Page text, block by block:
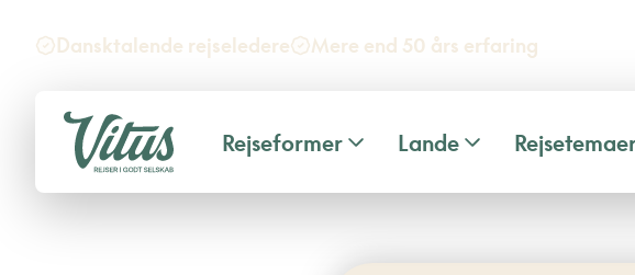
Dansktalende rejseledere Mere end 50 års erfaring
Rejseformer Lande